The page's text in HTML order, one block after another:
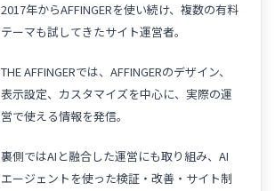
2017年からAFFINGERを使い続け、複数の有料
テーマも試してきたサイト運営者。
THE AFFINGERでは、AFFINGERのデザイン、
表示設定、カスタマイズを中心に、実際の運
営で使える情報を発信。
裏側ではAIと融合した運営にも取り組み、AI
エージェントを使った検証・改善・サイト制